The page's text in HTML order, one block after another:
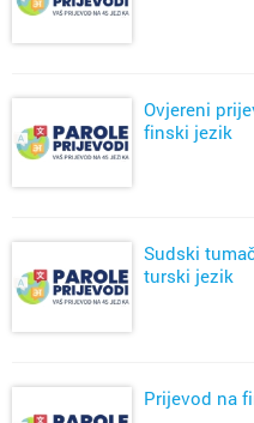
Ovjereni
finski jezik
Sudski
turski jezik
Prijevod na